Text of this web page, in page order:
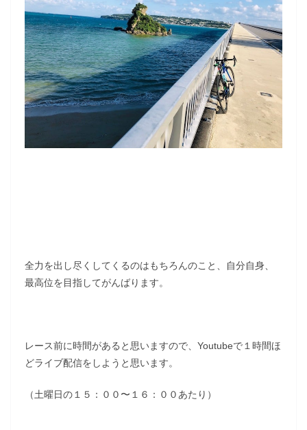
全力を出し尽くしてくるのはもちろんのこと、自分自身、
最高位を目指してがんばります。
レース前に時間があると思いますので、Youtubeで１時間ほ
どライブ配信をしようと思います。
（土曜日の１５：００〜１６：００あたり）